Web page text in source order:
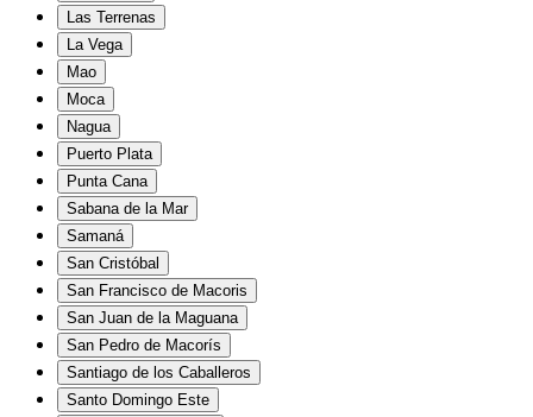
Las Terrenas
La Vega
Mao
Moca
Nagua
Puerto Plata
Punta Cana
Sabana de la Mar
Samaná
San Cristóbal
San Francisco de Macoris
San Juan de la Maguana
San Pedro de Macorís
Santiago de los Caballeros
Santo Domingo Este